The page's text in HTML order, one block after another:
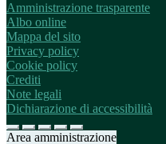
Amministrazione trasparente
Albo online
Mappa del sito
Privacy policy
Cookie policy
Crediti
Note legali
Dichiarazione di accessibilità
Area amministrazione